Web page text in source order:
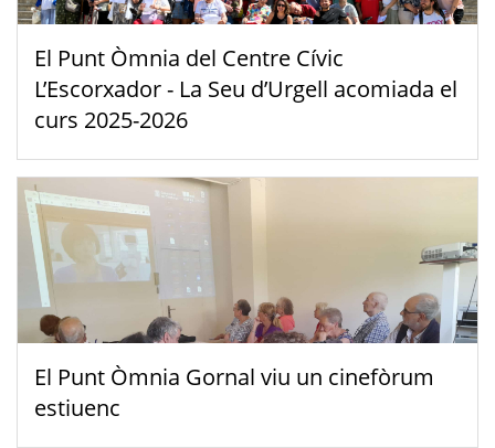
El Punt Òmnia del Centre Cívic
L’Escorxador - La Seu d’Urgell acomiada el
curs 2025-2026
El Punt Òmnia Gornal viu un cinefòrum
estiuenc